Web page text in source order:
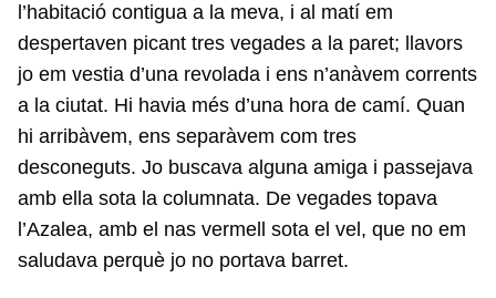
l’habitació contigua a la meva, i al matí em
despertaven picant tres vegades a la paret; llavors
jo em vestia d’una revolada i ens n’anàvem corrents
a la ciutat. Hi havia més d’una hora de camí. Quan
hi arribàvem, ens separàvem com tres
desconeguts. Jo buscava alguna amiga i passejava
amb ella sota la columnata. De vegades topava
l’Azalea, amb el nas vermell sota el vel, que no em
saludava perquè jo no portava barret.